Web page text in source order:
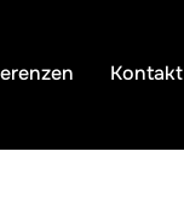
Kontakt